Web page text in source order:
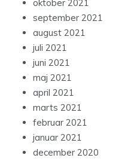
oktober 2021
september 2021
august 2021
juli 2021
juni 2021
maj 2021
april 2021
marts 2021
februar 2021
januar 2021
december 2020